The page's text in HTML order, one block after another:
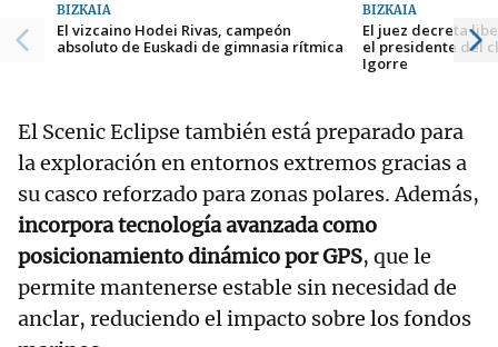
BIZKAIA
El vizcaino Hodei Rivas, campeón
absoluto de Euskadi de gimnasia rítmica
BIZKAIA
El juez decreta
el presidente del
Igorre
El Scenic Eclipse también está preparado para
la exploración en entornos extremos gracias a
su casco reforzado para zonas polares. Además,
incorpora tecnología avanzada como
posicionamiento dinámico por GPS, que le
permite mantenerse estable sin necesidad de
anclar, reduciendo el impacto sobre los fondos